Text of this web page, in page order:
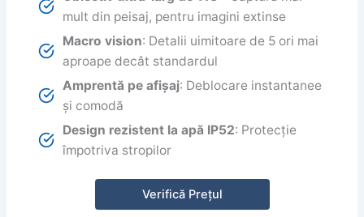
mult din peisaj, pentru imagini extinse
Macro vision: Detalii uimitoare de 5 ori mai
aproape decât standardul
Amprentă pe afișaj: Deblocare instantanee
și comodă
Design rezistent la apă IP52: Protecție
împotriva stropilor
Verifică Prețul